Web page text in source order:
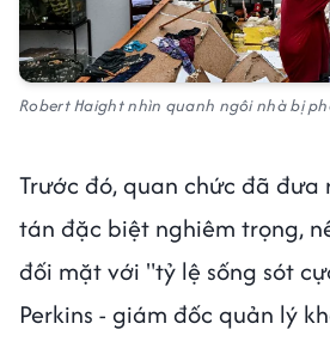
Robert Haight nhìn quanh ngôi nhà bị
Trước đó, quan chức đã đưa
tán đặc biệt nghiêm trọng,
đối mặt với "tỷ lệ sống sót
Perkins - giám đốc quản lý